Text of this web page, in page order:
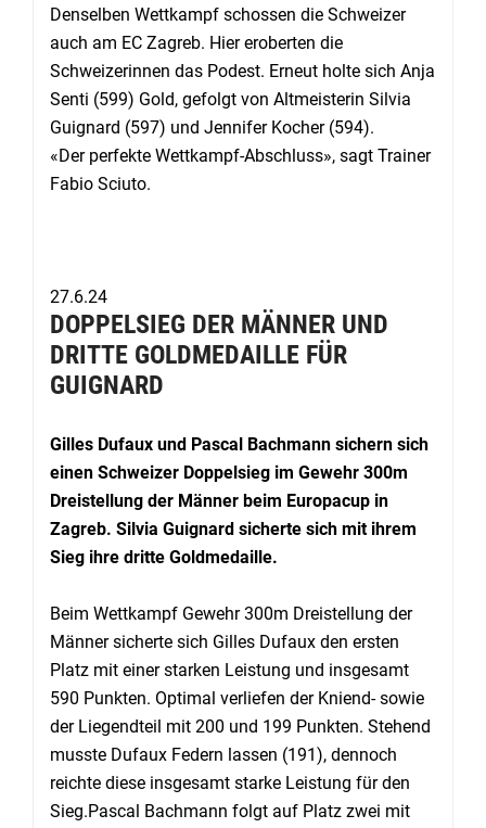
Denselben Wettkampf schossen die Schweizer
auch am EC Zagreb. Hier eroberten die
Schweizerinnen das Podest. Erneut holte sich Anja
Senti (599) Gold, gefolgt von Altmeisterin Silvia
Guignard (597) und Jennifer Kocher (594).
«Der perfekte Wettkampf-Abschluss», sagt Trainer
Fabio Sciuto.
27.6.24
DOPPELSIEG DER MÄNNER UND
DRITTE GOLDMEDAILLE FÜR
GUIGNARD
Gilles Dufaux und Pascal Bachmann sichern sich
einen Schweizer Doppelsieg im Gewehr 300m
Dreistellung der Männer beim Europacup in
Zagreb. Silvia Guignard sicherte sich mit ihrem
Sieg ihre dritte Goldmedaille.
Beim Wettkampf Gewehr 300m Dreistellung der
Männer sicherte sich Gilles Dufaux den ersten
Platz mit einer starken Leistung und insgesamt
590 Punkten. Optimal verliefen der Kniend- sowie
der Liegendteil mit 200 und 199 Punkten. Stehend
musste Dufaux Federn lassen (191), dennoch
reichte diese insgesamt starke Leistung für den
Sieg.Pascal Bachmann folgt auf Platz zwei mit